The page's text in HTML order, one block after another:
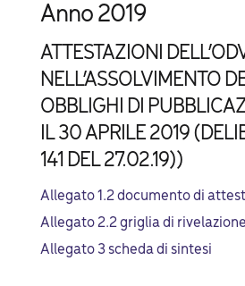
Anno 2019
ATTESTAZIONI
NELL’ASSOLVIMENTO
OBBLIGHI DI
IL 30 APRILE 2019
141 DEL 27.02.19))
Allegato 1.2 documento di
Allegato 2.2 griglia di rivelazione
Allegato 3 scheda di sintesi